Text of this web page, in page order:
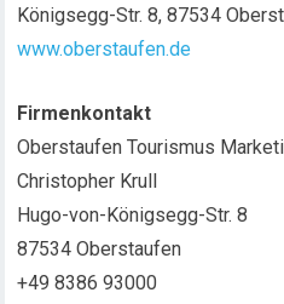
Königsegg-Str. 8, 87534
www.oberstaufen.de
Firmenkontakt
Oberstaufen Tourismus
Christopher Krull
Hugo-von-Königsegg-Str. 8
87534 Oberstaufen
+49 8386 93000